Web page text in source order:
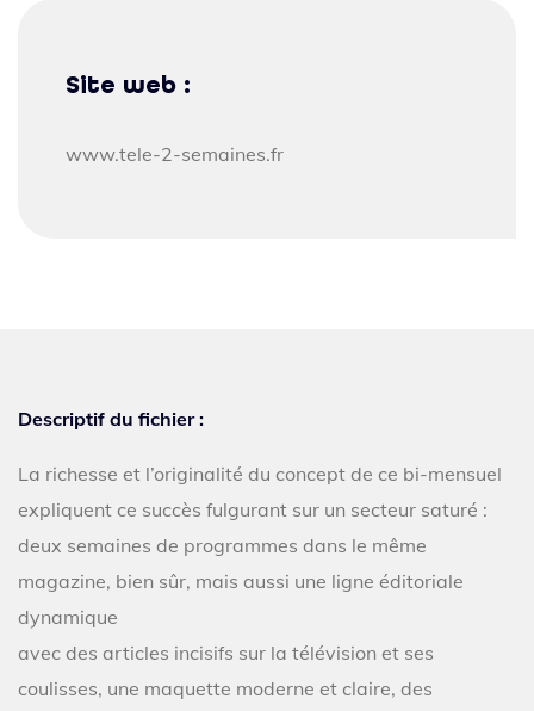
Site web :
www.tele-2-semaines.fr
Descriptif du fichier :
La richesse et l’originalité du concept de ce bi-mensuel
expliquent ce succès fulgurant sur un secteur saturé :
deux semaines de programmes dans le même
magazine, bien sûr, mais aussi une ligne éditoriale
dynamique
avec des articles incisifs sur la télévision et ses
coulisses, une maquette moderne et claire, des